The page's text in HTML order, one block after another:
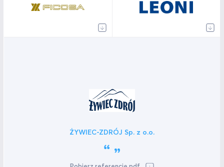
ŻYWIEC-ZDRÓJ Sp. z o.o.